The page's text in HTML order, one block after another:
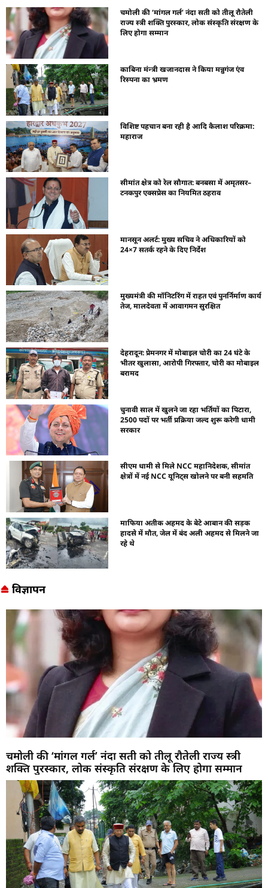
चमोली की ‘मांगल गर्ल’ नंदा सती को तीलू रौतेली
राज्य स्त्री शक्ति पुरस्कार, लोक संस्कृति संरक्षण के
लिए होगा सम्मान
काबिना मंन्त्री खजानदास ने किया मन्नुगंज एंव
रिस्पना का भ्रमण
विशिष्ट पहचान बना रही है आदि कैलाश परिक्रमा:
महाराज
सीमांत क्षेत्र को रेल सौगात: बनबसा में अमृतसर–
टनकपुर एक्सप्रेस का नियमित ठहराव
मानसून अलर्ट: मुख्य सचिव ने अधिकारियों को
24×7 सतर्क रहने के दिए निर्देश
मुख्यमंत्री की मॉनिटरिंग में राहत एवं पुनर्निर्माण कार्य
तेज, मालदेवता में आवागमन सुरक्षित
देहरादून: प्रेमनगर में मोबाइल चोरी का 24 घंटे के
भीतर खुलासा, आरोपी गिरफ्तार, चोरी का मोबाइल
बरामद
चुनावी साल में खुलने जा रहा भर्तियों का पिटारा,
2500 पदों पर भर्ती प्रक्रिया जल्द शुरू करेगी धामी
सरकार
सीएम धामी से मिले NCC महानिदेशक, सीमांत
क्षेत्रों में नई NCC यूनिट्स खोलने पर बनी सहमति
माफिया अतीक अहमद के बेटे आबान की सड़क
हादसे में मौत, जेल में बंद अली अहमद से मिलने जा
रहे थे
विज्ञापन
चमोली की ‘मांगल गर्ल’ नंदा सती को तीलू रौतेली राज्य स्त्री
शक्ति पुरस्कार, लोक संस्कृति संरक्षण के लिए होगा सम्मान